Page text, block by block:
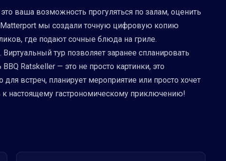
ваша возможность прогуляться по залам, оценить
Matterport мы создали точную цифровую копию
где подают сочные блюда на гриле.
тур позволяет заранее спланировать
Ratskeller — это не просто картинки, это
встреч, планирует мероприятие или просто хочет
к настоящему гастрономическому приключению!